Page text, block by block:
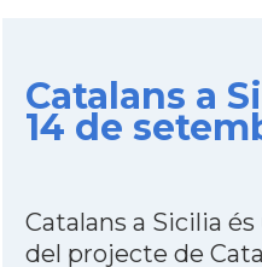
Catalans a
14 de
Catalans a Sicilia
del projecte de